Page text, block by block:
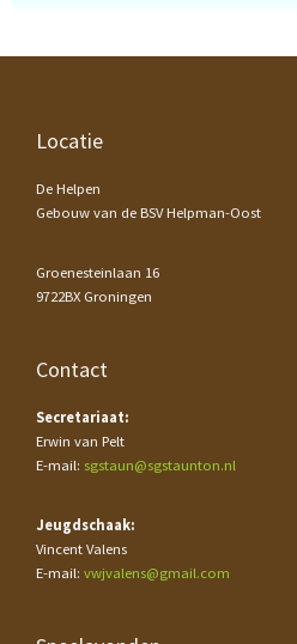
Footer
Locatie
De Helpen
Gebouw van de BSV Helpman-Oost
Groenesteinlaan 16
9722BX Groningen
Contact
Secretariaat:
Erwin van Pelt
E-mail: sgstaun@sgstaunton.nl
Jeugdschaak:
Vincent Valens
E-mail: vwjvalens@gmail.com